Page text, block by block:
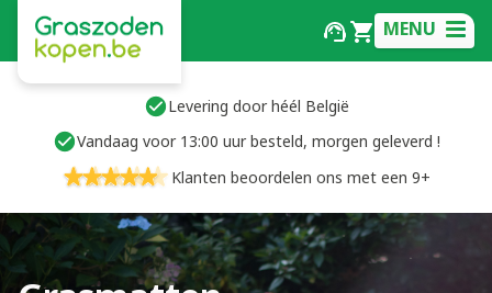
MENU
Levering door héél België
Vandaag voor 13:00 uur besteld, morgen geleverd !
Klanten beoordelen ons met een 9+